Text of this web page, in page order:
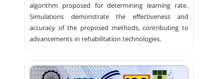
algorithm proposed for determining learning rate.
Simulations demonstrate the effectiveness and
accuracy of the proposed methods, contributing to
advancements in rehabilitation technologies.